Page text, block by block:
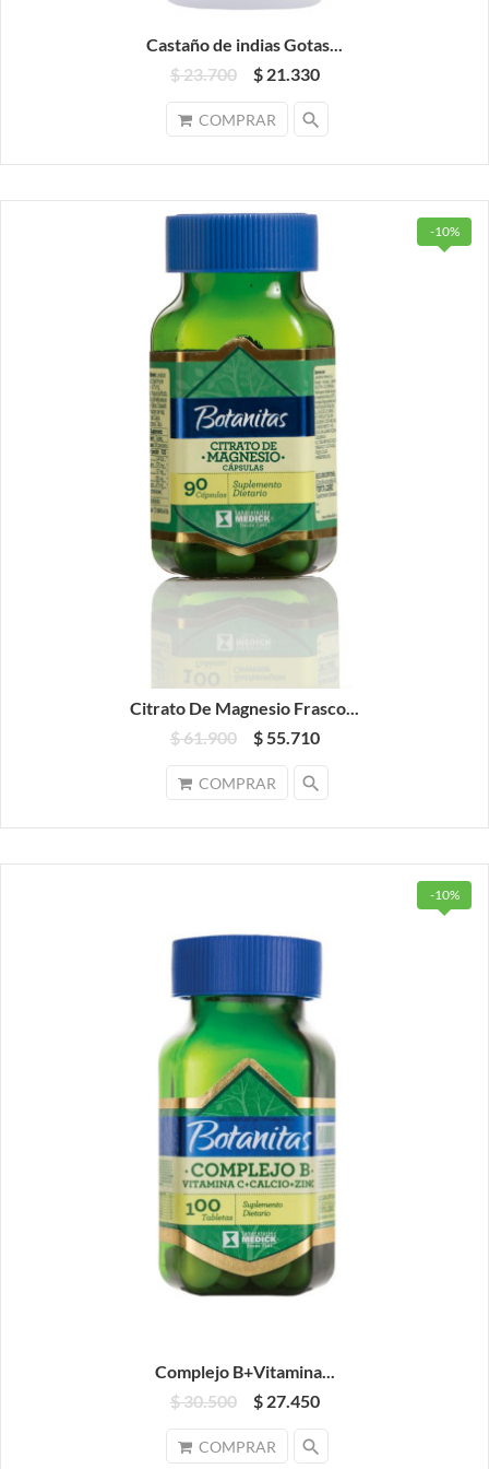
Castaño de indias Gotas...
$ 23.700
$ 21.330
COMPRAR search
Citrato De Magnesio Frasco...
$ 61.900
$ 55.710
COMPRAR search
-10%
Complejo B+Vitamina...
$ 30.500
$ 27.450
COMPRAR search
-10%